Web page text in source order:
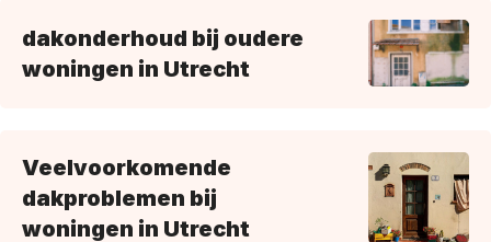
dakonderhoud bij oudere
woningen in Utrecht
Veelvoorkomende
dakproblemen bij
woningen in Utrecht